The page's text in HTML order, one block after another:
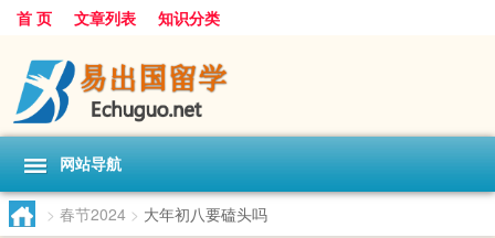
首 页 文章列表 知识分类
网站导航
> 春节2024 > 大年初八要磕头吗